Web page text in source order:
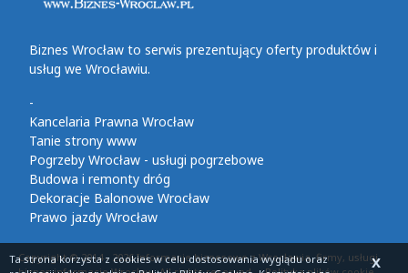
Biznes Wrocław to serwis prezentujący oferty produktów i
usług we Wrocławiu.
-
Kancelaria Prawna Wrocław
Tanie strony www
Pogrzeby Wrocław - usługi pogrzebowe
Budowa i remonty dróg
Dekoracje Balonowe Wrocław
Prawo jazdy Wrocław
Copyright © 2014 - 2026 Informacje biznesowe z Wrocławia, firmy, usługi,
X
Ta strona korzysta z cookiesw celu dostosowania wyglądu oraz